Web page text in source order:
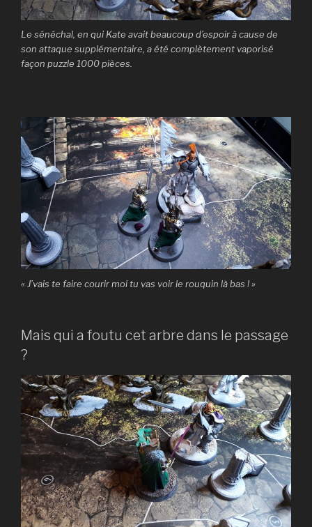
Le sénéchal, en qui Kate avait beaucoup d’espoir à cause de
son attaque supplémentaire, a été complètement vaporisé
façon puzzle 1000 pièces.
« J’vais te faire courir moi tu vas voir le rouquin là bas ! »
Mais qui a foutu cet arbre dans le passage
?